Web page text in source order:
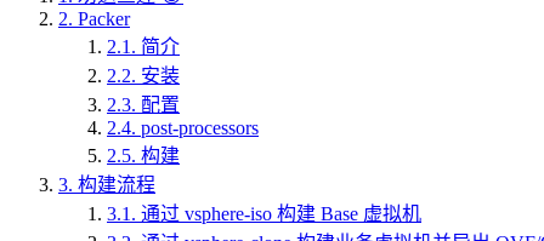
2. Packer
2.1. 简介
2.2. 安装
2.3. 配置
2.4. post-processors
2.5. 构建
3. 构建流程
3.1. 通过 vsphere-iso 构建 Base 虚拟机